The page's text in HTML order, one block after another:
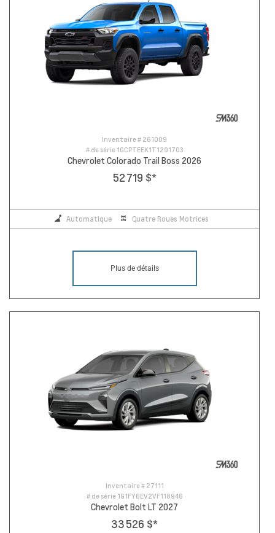
Inventaire # 261009
# de série 1GCPTEEK1T1291703
Chevrolet Colorado Trail Boss 2026
52 719 $*
Automatique Quatre Roues Motrices
Plus de détails
Inventaire # 27111
# de série 1G1FY6EV2VF118946
Chevrolet Bolt LT 2027
33 526 $*